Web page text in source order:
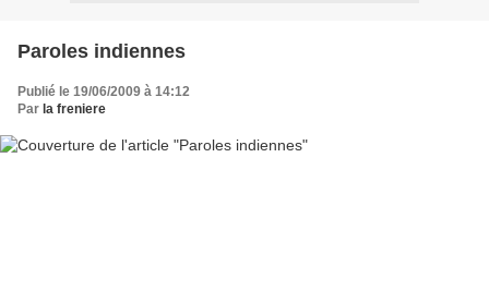
Paroles indiennes
Publié le 19/06/2009 à 14:12
Par la freniere